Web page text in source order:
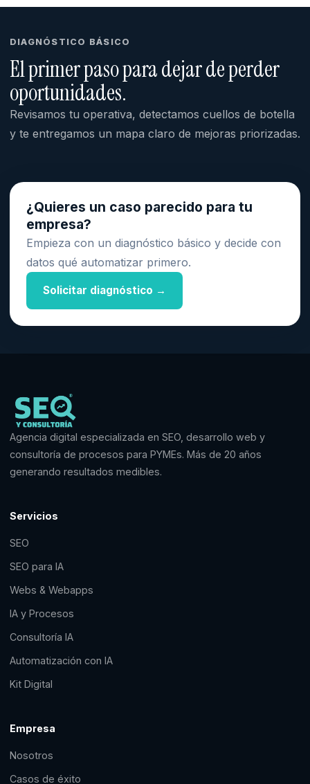
DIAGNÓSTICO BÁSICO
El primer paso para dejar de perder
oportunidades.
Revisamos tu operativa, detectamos cuellos de botella
y te entregamos un mapa claro de mejoras priorizadas.
¿Quieres un caso parecido para tu
empresa?
Empieza con un diagnóstico básico y decide con
datos qué automatizar primero.
Solicitar diagnóstico →
Agencia digital especializada en SEO, desarrollo web y
consultoría de procesos para PYMEs. Más de 20 años
generando resultados medibles.
Servicios
SEO
SEO para IA
Webs & Webapps
IA y Procesos
Consultoría IA
Automatización con IA
Kit Digital
Empresa
Nosotros
Casos de éxito